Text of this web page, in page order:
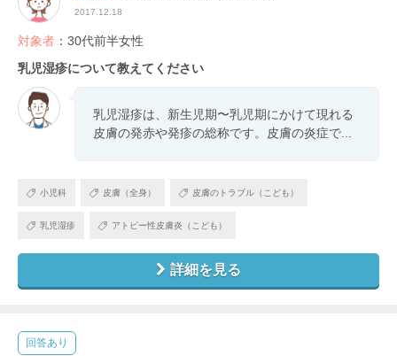
2017.12.18
対象者 ：30代前半女性
乳児湿疹について教えてください
乳児湿疹は、新生児期〜乳児期にかけて現れる
皮膚の発赤や発疹の総称です。皮膚の炎症で...
小児科 皮膚（全身） 皮膚のトラブル（こども）
乳児湿疹 アトピー性皮膚炎（こども）
詳細を見る
回答あり